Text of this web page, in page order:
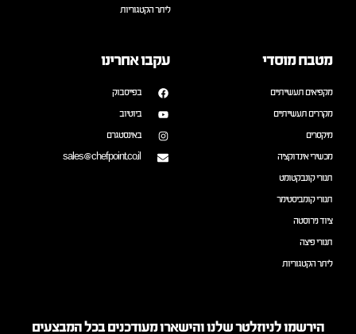
ליתר הקטגוריות
מטבח מוסדי
מקפיאים תעשייתיים
מקררים תעשייתיים
מיקסרים
מכשירי אינדוקציה
תנורי קונבקטומט
תנורי קומביסטימר
ציוד נירוסטה
תנורי פיצה
ליתר הקטגוריות
עקבו אחרינו
בפייסבוק
ביוטיוב
באינסטגרם
sales@chefpoint.co.il
הירשמו לניוזלטר שלנו והישארו מעודכנים בכל המבצעים